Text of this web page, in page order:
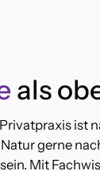
als
ist
gerne
Mit